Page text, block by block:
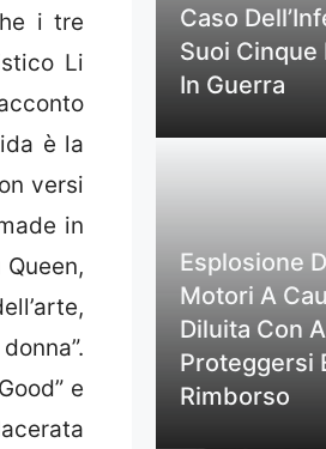
i tre
Li
è la
versi
in
Queen,
e
Caso
Suoi
In Guerra
Esplosione
Motori A
Diluita Con
Proteggersi
Rimborso